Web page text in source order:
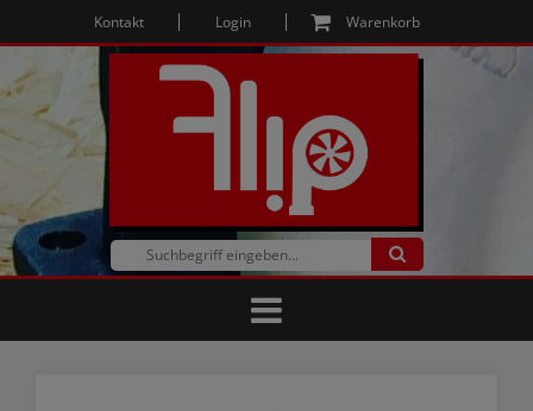
Kontakt Login Warenkorb